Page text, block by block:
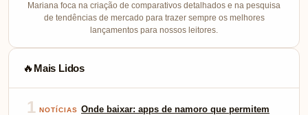
Mariana foca na criação de comparativos detalhados e na pesquisa
de tendências de mercado para trazer sempre os melhores
lançamentos para nossos leitores.
🔥 Mais Lidos
1 NOTÍCIAS Onde baixar: apps de namoro que permitem